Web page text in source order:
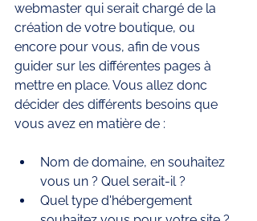
webmaster qui serait chargé de la
création de votre boutique, ou
encore pour vous, afin de vous
guider sur les différentes pages à
mettre en place. Vous allez donc
décider des différents besoins que
vous avez en matière de :
Nom de domaine, en souhaitez
vous un ? Quel serait-il ?
Quel type d'hébergement